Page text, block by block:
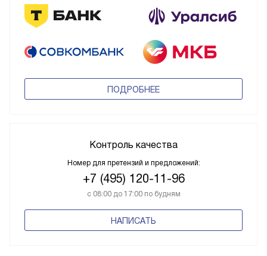
ПОДРОБНЕЕ
Контроль качества
Номер для претензий и предложений:
+7 (495) 120-11-96
с 08:00 до 17:00 по будням
НАПИСАТЬ